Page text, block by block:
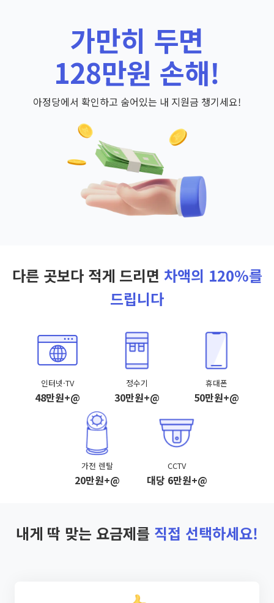
가만히 두면
128만원 손해!
아정당에서 확인하고 숨어있는 내 지원금 챙기세요!
다른 곳보다 적게 드리면 차액의 120%를
드립니다
인터넷·TV
48만원+@
정수기
30만원+@
휴대폰
50만원+@
가전 렌탈
20만원+@
CCTV
대당 6만원+@
내게 딱 맞는 요금제를 직접 선택하세요!